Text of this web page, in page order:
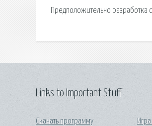
Предположительно
Links to Important Stuff
Скачать программу